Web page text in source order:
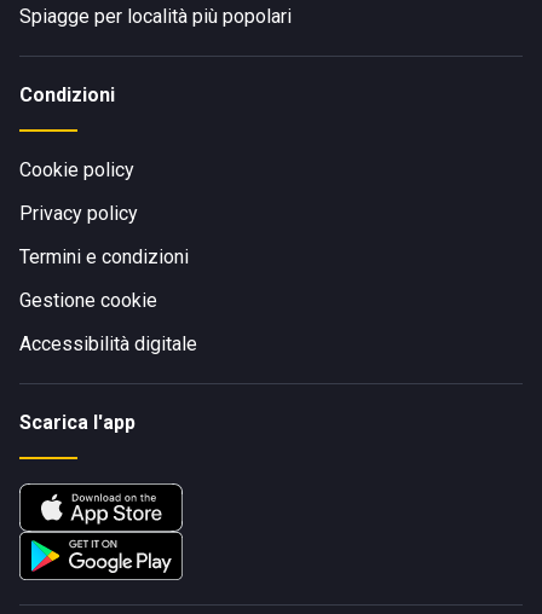
Spiagge per località più popolari
Condizioni
Cookie policy
Privacy policy
Termini e condizioni
Gestione cookie
Accessibilità digitale
Scarica l'app